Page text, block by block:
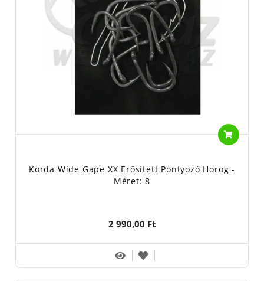
Korda Wide Gape XX Erősített Pontyozó Horog -
Méret: 8
2 990,00 Ft